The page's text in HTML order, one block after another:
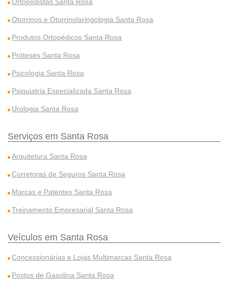
Otorrinos e Otorrinolaringologia Santa Rosa
Produtos Ortopédicos Santa Rosa
Próteses Santa Rosa
Psicologia Santa Rosa
Psiquiatria Especializada Santa Rosa
Urologia Santa Rosa
Serviços em Santa Rosa
Arquitetura Santa Rosa
Corretoras de Seguros Santa Rosa
Marcas e Patentes Santa Rosa
Treinamento Empresarial Santa Rosa
Veículos em Santa Rosa
Concessionárias e Lojas Multimarcas Santa Rosa
Postos de Gasolina Santa Rosa